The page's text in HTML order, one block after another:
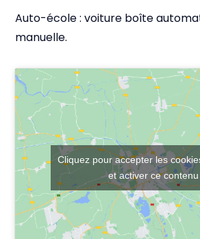
Auto-école : voiture boîte
manuelle.
Cliquez pour accepter les
et activer ce contenu